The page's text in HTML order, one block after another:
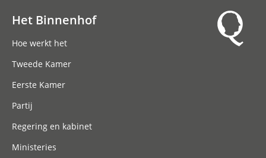
Het Binnenhof
Hoe werkt het
Tweede Kamer
Eerste Kamer
Partij
Regering en kabinet
Ministeries